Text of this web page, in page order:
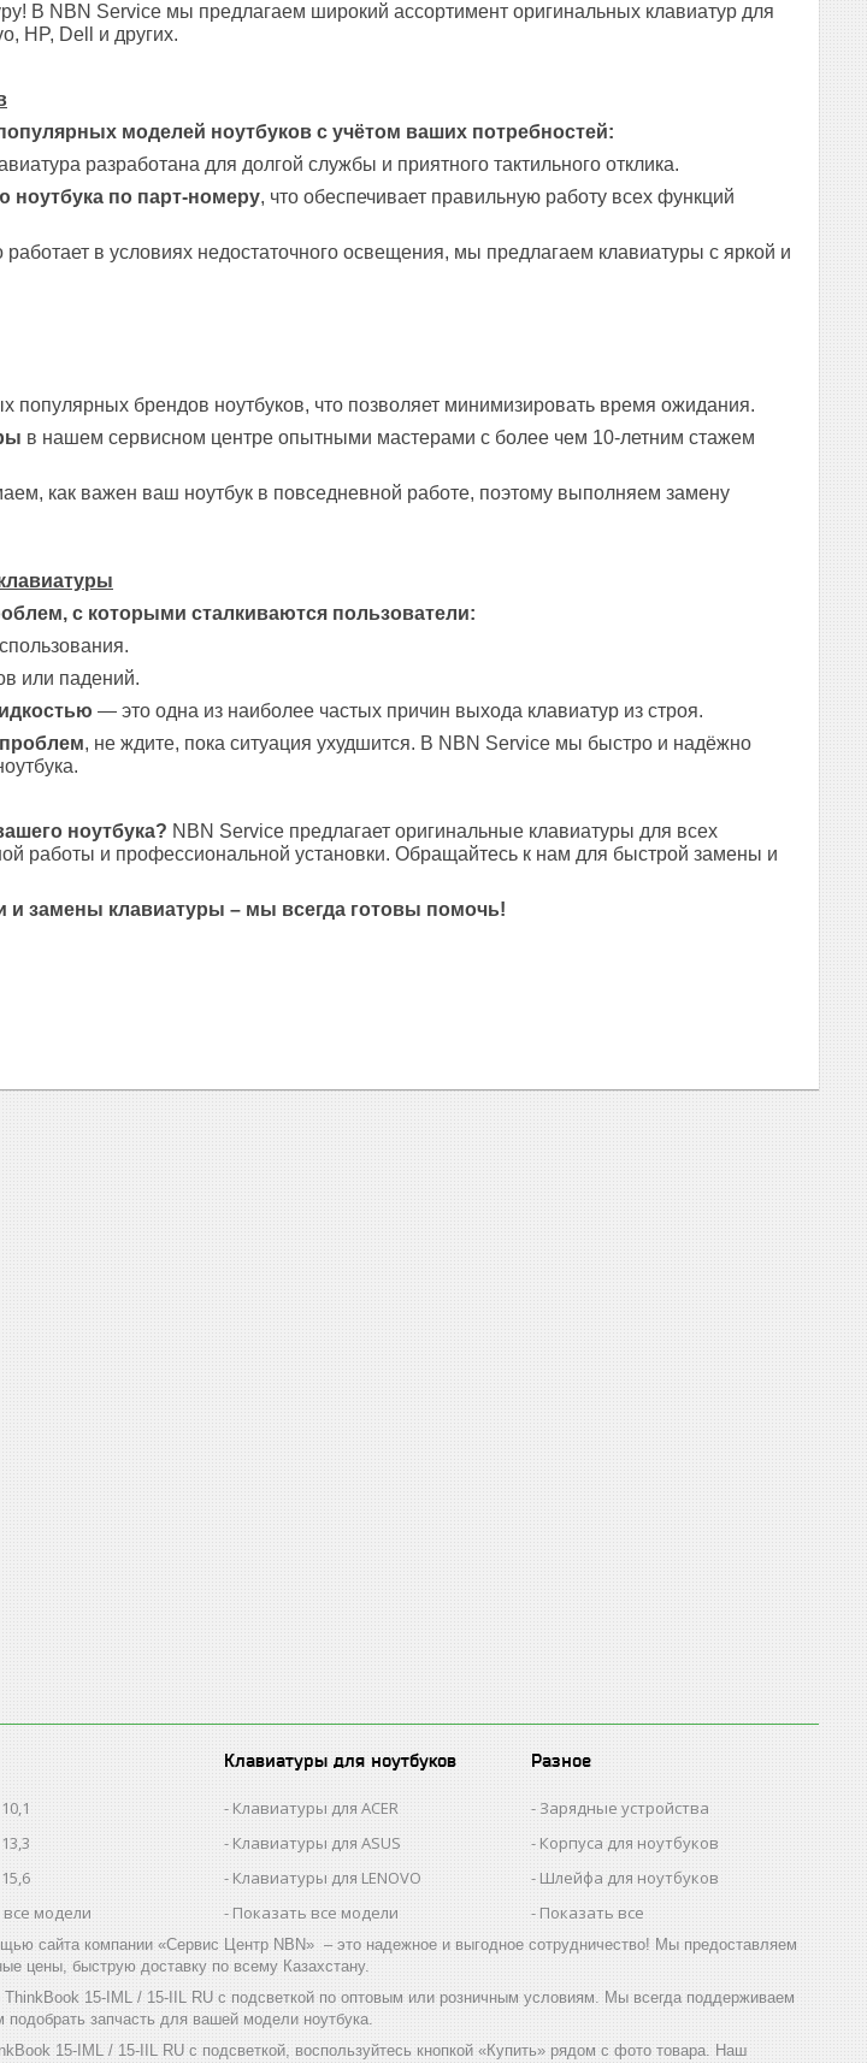
В NBN Service мы предлагаем широкий ассортимент оригинальных клавиатур для
HP, Dell и других.
моделей ноутбуков с учётом ваших потребностей:
разработана для долгой службы и приятного тактильного отклика.
ноутбука по парт-номеру, что обеспечивает правильную работу всех функций
работает в условиях недостаточного освещения, мы предлагаем клавиатуры с яркой и
популярных брендов ноутбуков, что позволяет минимизировать время ожидания.
в нашем сервисном центре опытными мастерами с более чем 10-летним стажем
как важен ваш ноутбук в повседневной работе, поэтому выполняем замену
с которыми сталкиваются пользователи:
или падений.
— это одна из наиболее частых причин выхода клавиатур из строя.
, не ждите, пока ситуация ухудшится. В NBN Service мы быстро и надёжно
ноутбука? NBN Service предлагает оригинальные клавиатуры для всех
работы и профессиональной установки. Обращайтесь к нам для быстрой замены и
и замены клавиатуры – мы всегда готовы помочь!
модели
Клавиатуры для ноутбуков
Клавиатуры для ACER
Клавиатуры для ASUS
Клавиатуры для LENOVO
Показать все модели
Разное
Зарядные устройства
Корпуса для ноутбуков
Шлейфа для ноутбуков
Показать все
сайта компании «Сервис Центр NBN» – это надежное и выгодное сотрудничество! Мы предоставляем
цены, быструю доставку по всему Казахстану.
15-IML / 15-IIL RU с подсветкой по оптовым или розничным условиям. Мы всегда поддерживаем
запчасть для вашей модели ноутбука.
15-IML / 15-IIL RU с подсветкой, воспользуйтесь кнопкой «Купить» рядом с фото товара. Наш